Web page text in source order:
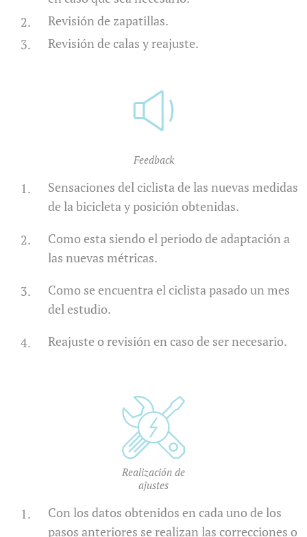
Revisión de zapatillas.
Revisión de calas y reajuste.
Feedback
Sensaciones del ciclista de las nuevas medidas
de la bicicleta y posición obtenidas.
Como esta siendo el periodo de adaptación a
las nuevas métricas.
Como se encuentra el ciclista pasado un mes
del estudio.
Reajuste o revisión en caso de ser necesario.
Realización de
ajustes
Con los datos obtenidos en cada uno de los
pasos anteriores se realizan las correcciones o